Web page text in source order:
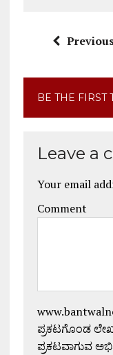
BE THE FIRST
Leave a
Your email
Comment
ಪ್ರಕಟಗೊಂಡ
ಪ್ರಕಟವಾಗುವ